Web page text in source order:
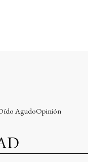
AgudoOpinión